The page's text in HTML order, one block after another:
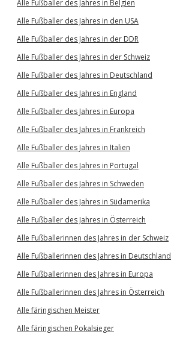
Alle Fußballer des Jahres in Belgien
Alle Fußballer des Jahres in den USA
Alle Fußballer des Jahres in der DDR
Alle Fußballer des Jahres in der Schweiz
Alle Fußballer des Jahres in Deutschland
Alle Fußballer des Jahres in England
Alle Fußballer des Jahres in Europa
Alle Fußballer des Jahres in Frankreich
Alle Fußballer des Jahres in Italien
Alle Fußballer des Jahres in Portugal
Alle Fußballer des Jahres in Schweden
Alle Fußballer des Jahres in Südamerika
Alle Fußballer des Jahres in Österreich
Alle Fußballerinnen des Jahres in der Schweiz
Alle Fußballerinnen des Jahres in Deutschland
Alle Fußballerinnen des Jahres in Europa
Alle Fußballerinnen des Jahres in Österreich
Alle färingischen Meister
Alle färingischen Pokalsieger